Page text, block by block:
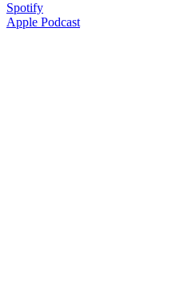
Spotify
Apple Podcast